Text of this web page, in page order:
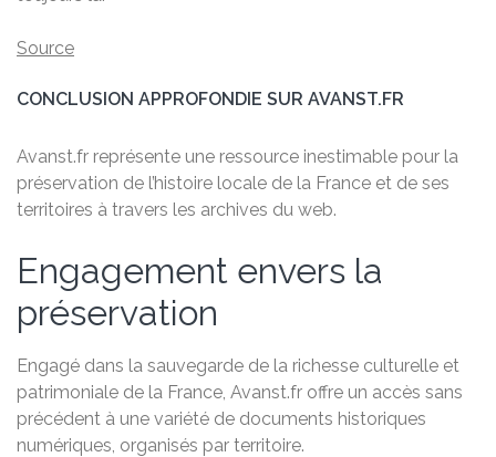
Source
CONCLUSION APPROFONDIE SUR AVANST.FR
Avanst.fr représente une ressource inestimable pour la
préservation de l’histoire locale de la France et de ses
territoires à travers les archives du web.
Engagement envers la
préservation
Engagé dans la sauvegarde de la richesse culturelle et
patrimoniale de la France, Avanst.fr offre un accès sans
précédent à une variété de documents historiques
numériques, organisés par territoire.